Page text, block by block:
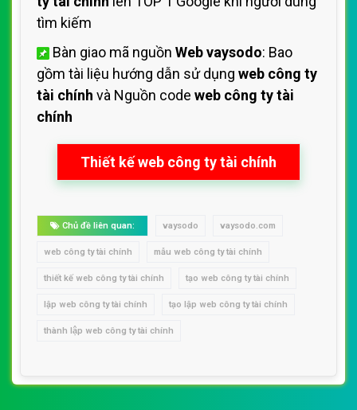
tìm kiếm
Bàn giao mã nguồn Web vaysodo: Bao
gồm tài liệu hướng dẫn sử dụng web công ty
tài chính và Nguồn code web công ty tài
chính
Thiết kế web công ty tài chính
Chủ đề liên quan: vaysodo vaysodo.com
web công ty tài chính mẫu web công ty tài chính
thiết kế web công ty tài chính tạo web công ty tài chính
lập web công ty tài chính tạo lập web công ty tài chính
thành lập web công ty tài chính